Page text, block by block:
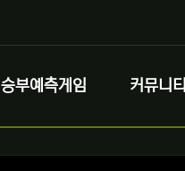
승부예측게임 커뮤니티